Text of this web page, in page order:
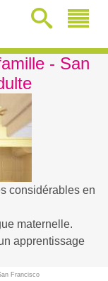
- San
considérables en
maternelle.
apprentissage
Francisco